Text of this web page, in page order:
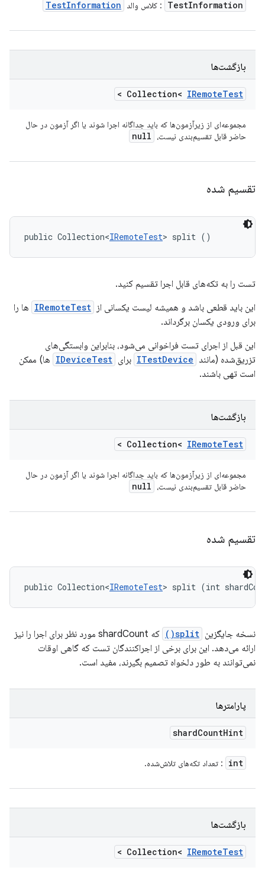
TestInformation : کلاس والد TestInformation
بازگشت‌ها
Collection< IRemoteTest
>
مجموعه‌ای از زیرآزمون‌ها که باید جداگانه اجرا شوند یا اگر آزمون در حال
حاضر قابل تقسیم‌بندی نیست،
null
تقسیم شده
public Collection<IRemoteTest> split ()
تست را به تکه‌های قابل اجرا تقسیم کنید.
این باید قطعی باشد و همیشه لیست یکسانی از IRemoteTest ها را
برای ورودی یکسان برگرداند.
این قبل از اجرای تست فراخوانی می‌شود، بنابراین وابستگی‌های
تزریق‌شده (مانند ITestDevice برای IDeviceTest ها) ممکن
است تهی باشند.
بازگشت‌ها
Collection< IRemoteTest
>
مجموعه‌ای از زیرآزمون‌ها که باید جداگانه اجرا شوند یا اگر آزمون در حال
حاضر قابل تقسیم‌بندی نیست،
null
تقسیم شده
public Collection<IRemoteTest> split (int
نسخه جایگزین split()
که shardCount مورد نظر برای اجرا را نیز
ارائه می‌دهد. این برای برخی از اجراکنندگان تست که گاهی اوقات
نمی‌توانند به طور دلخواه تصمیم بگیرند، مفید است.
پارامترها
shardCountHint
int : تعداد تکه‌های تلاش‌شده.
بازگشت‌ها
Collection< IRemoteTest
>